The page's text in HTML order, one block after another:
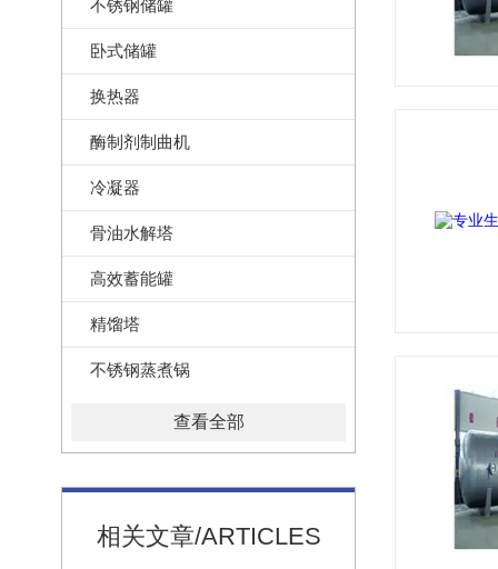
不锈钢储罐
卧式储罐
换热器
酶制剂制曲机
冷凝器
骨油水解塔
高效蓄能罐
精馏塔
不锈钢蒸煮锅
查看全部
相关文章/ARTICLES